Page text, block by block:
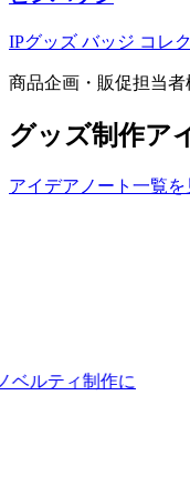
IPグッズ バッジ コレ
商品企画・販促担当者
グッズ制作ア
アイデアノート一覧を
ベルティ制作に